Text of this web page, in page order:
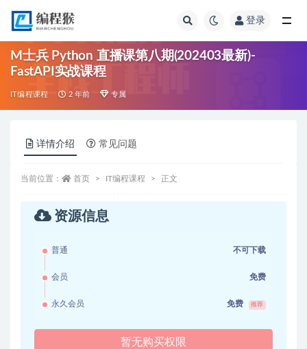
登录
M士兵 Python 直播课第八期(202403最新)-
FastAPI实战课程
IT编程课程 2 年前 专属
详情介绍 常见问题
当前位置： 首页 IT编程课程 正文
资源信息
普通 不可下载
会员 免费
永久会员 免费 推荐
暂无购买权限